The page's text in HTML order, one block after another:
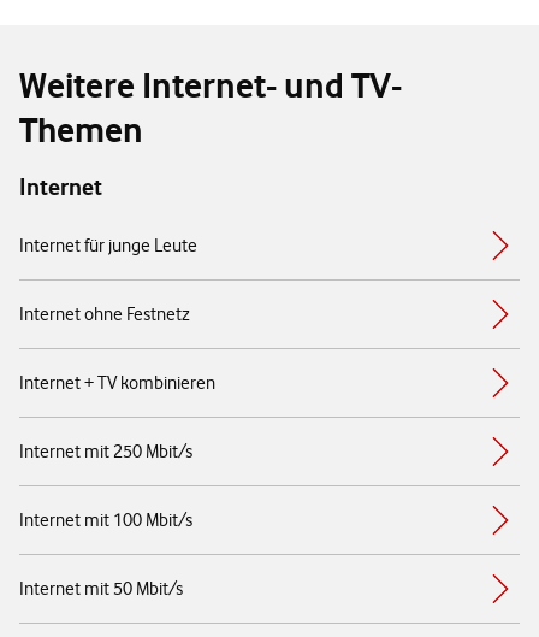
Weitere Internet- und TV-
Themen
Internet
Internet für junge Leute
Internet ohne Festnetz
Internet + TV kombinieren
Internet mit 250 Mbit/s
Internet mit 100 Mbit/s
Internet mit 50 Mbit/s